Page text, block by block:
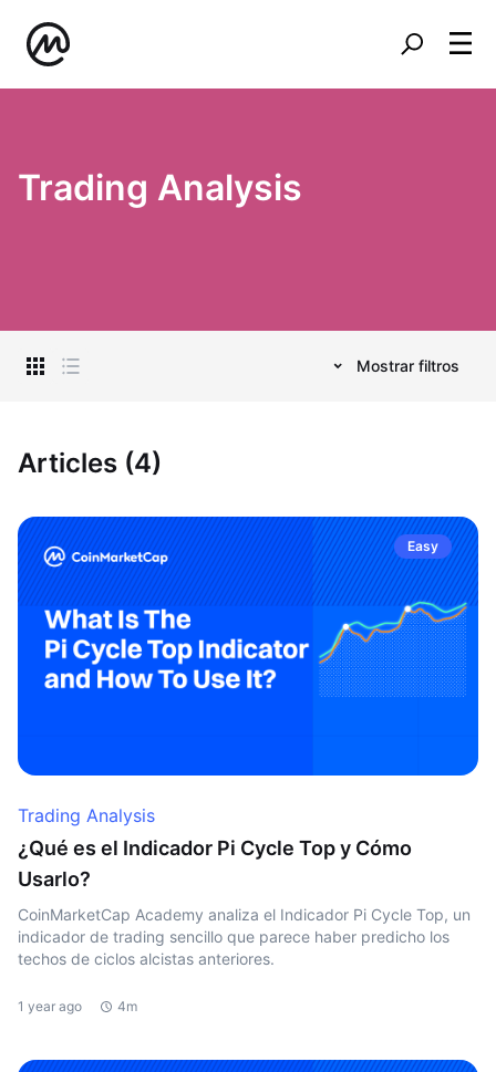
Trading Analysis
Mostrar filtros
Articles (4)
Easy
Trading Analysis
¿Qué es el Indicador Pi Cycle Top y Cómo
Usarlo?
CoinMarketCap Academy analiza el Indicador Pi Cycle Top, un
indicador de trading sencillo que parece haber predicho los
techos de ciclos alcistas anteriores.
1 year ago 4m